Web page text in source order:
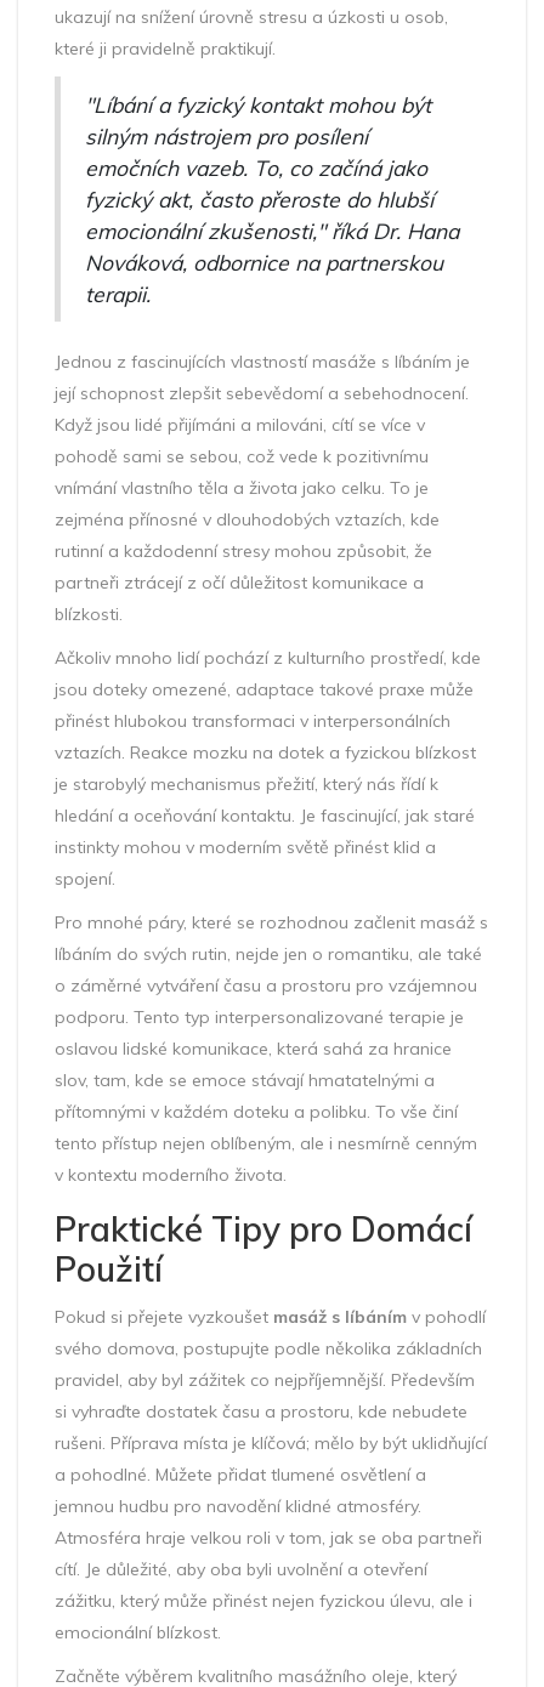
ukazují na snížení úrovně stresu a úzkosti u osob,
které ji pravidelně praktikují.
"Líbání a fyzický kontakt mohou být
silným nástrojem pro posílení
emočních vazeb. To, co začíná jako
fyzický akt, často přeroste do hlubší
emocionální zkušenosti," říká Dr. Hana
Nováková, odbornice na partnerskou
terapii.
Jednou z fascinujících vlastností masáže s líbáním je
její schopnost zlepšit sebevědomí a sebehodnocení.
Když jsou lidé přijímáni a milováni, cítí se více v
pohodě sami se sebou, což vede k pozitivnímu
vnímání vlastního těla a života jako celku. To je
zejména přínosné v dlouhodobých vztazích, kde
rutinní a každodenní stresy mohou způsobit, že
partneři ztrácejí z očí důležitost komunikace a
blízkosti.
Ačkoliv mnoho lidí pochází z kulturního prostředí, kde
jsou doteky omezené, adaptace takové praxe může
přinést hlubokou transformaci v interpersonálních
vztazích. Reakce mozku na dotek a fyzickou blízkost
je starobylý mechanismus přežití, který nás řídí k
hledání a oceňování kontaktu. Je fascinující, jak staré
instinkty mohou v moderním světě přinést klid a
spojení.
Pro mnohé páry, které se rozhodnou začlenit masáž s
líbáním do svých rutin, nejde jen o romantiku, ale také
o záměrné vytváření času a prostoru pro vzájemnou
podporu. Tento typ interpersonalizované terapie je
oslavou lidské komunikace, která sahá za hranice
slov, tam, kde se emoce stávají hmatatelnými a
přítomnými v každém doteku a polibku. To vše činí
tento přístup nejen oblíbeným, ale i nesmírně cenným
v kontextu moderního života.
Praktické Tipy pro Domácí
Použití
Pokud si přejete vyzkoušet masáž s líbáním v pohodlí
svého domova, postupujte podle několika základních
pravidel, aby byl zážitek co nejpříjemnější. Především
si vyhraďte dostatek času a prostoru, kde nebudete
rušeni. Příprava místa je klíčová; mělo by být uklidňující
a pohodlné. Můžete přidat tlumené osvětlení a
jemnou hudbu pro navodění klidné atmosféry.
Atmosféra hraje velkou roli v tom, jak se oba partneři
cítí. Je důležité, aby oba byli uvolnění a otevření
zážitku, který může přinést nejen fyzickou úlevu, ale i
emocionální blízkost.
Začněte výběrem kvalitního masážního oleje, který